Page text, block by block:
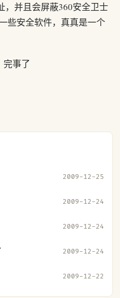
，并且会屏蔽360安全卫士
些安全软件，真真是一个
完事了
2009-12-25
2009-12-24
2009-12-24
2009-12-24
2009-12-22